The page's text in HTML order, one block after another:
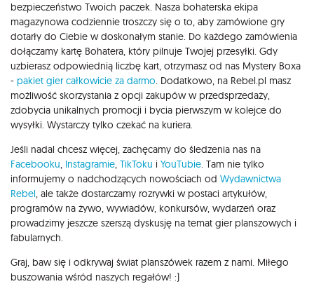
bezpieczeństwo Twoich paczek. Nasza bohaterska ekipa
magazynowa codziennie troszczy się o to, aby zamówione gry
dotarły do Ciebie w doskonałym stanie. Do każdego zamówienia
dołączamy kartę Bohatera, który pilnuje Twojej przesyłki. Gdy
uzbierasz odpowiednią liczbę kart, otrzymasz od nas Mystery Boxa
- pakiet gier całkowicie za darmo. Dodatkowo, na Rebel.pl masz
możliwość skorzystania z opcji zakupów w przedsprzedaży,
zdobycia unikalnych promocji i bycia pierwszym w kolejce do
wysyłki. Wystarczy tylko czekać na kuriera.
Jeśli nadal chcesz więcej, zachęcamy do śledzenia nas na
Facebooku, Instagramie, TikToku i YouTubie. Tam nie tylko
informujemy o nadchodzących nowościach od Wydawnictwa
Rebel, ale także dostarczamy rozrywki w postaci artykułów,
programów na żywo, wywiadów, konkursów, wydarzeń oraz
prowadzimy jeszcze szerszą dyskusję na temat gier planszowych i
fabularnych.
Graj, baw się i odkrywaj świat planszówek razem z nami. Miłego
buszowania wśród naszych regałów! :)